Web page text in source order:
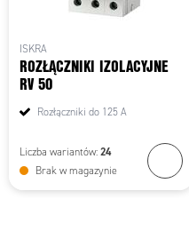
ISKRA
ROZŁĄCZNIKI IZOLACYJNE
RV 50
Rozłączniki do 125 A
Liczba wariantów: 24
Brak w magazynie